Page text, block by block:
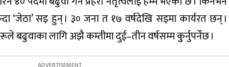
‘जेठा’ सइ हुन् । ३० जना त १७ वर्षदेखि सइमा कार्यरत
बढुवाका लागि अझै कम्तीमा दुई–तीन वर्षसम्म कुुर्नुपर्नेछ ।